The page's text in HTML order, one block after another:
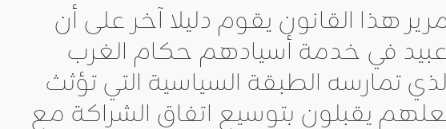
هذا القانون يقوم دليلا آخر على أن
في خدمة أسيادهم حكام الغرب
تمارسه الطبقة السياسية التي تؤثث
يقبلون بتوسيع اتفاق الشراكة مع